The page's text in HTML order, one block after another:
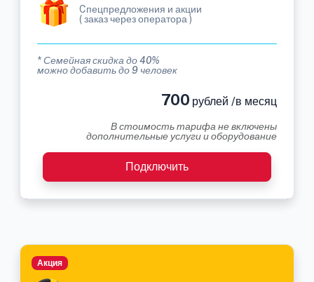
Cпецпредложения и акции
( заказ через оператора )
* Семейная скидка до 40%
можно добавить до 9 человек
700 рублей /в месяц
В стоимость тарифа не включены
дополнительные услуги и оборудование
Подключить
Акция